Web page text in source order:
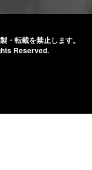
・転載を禁止します。
Reserved.